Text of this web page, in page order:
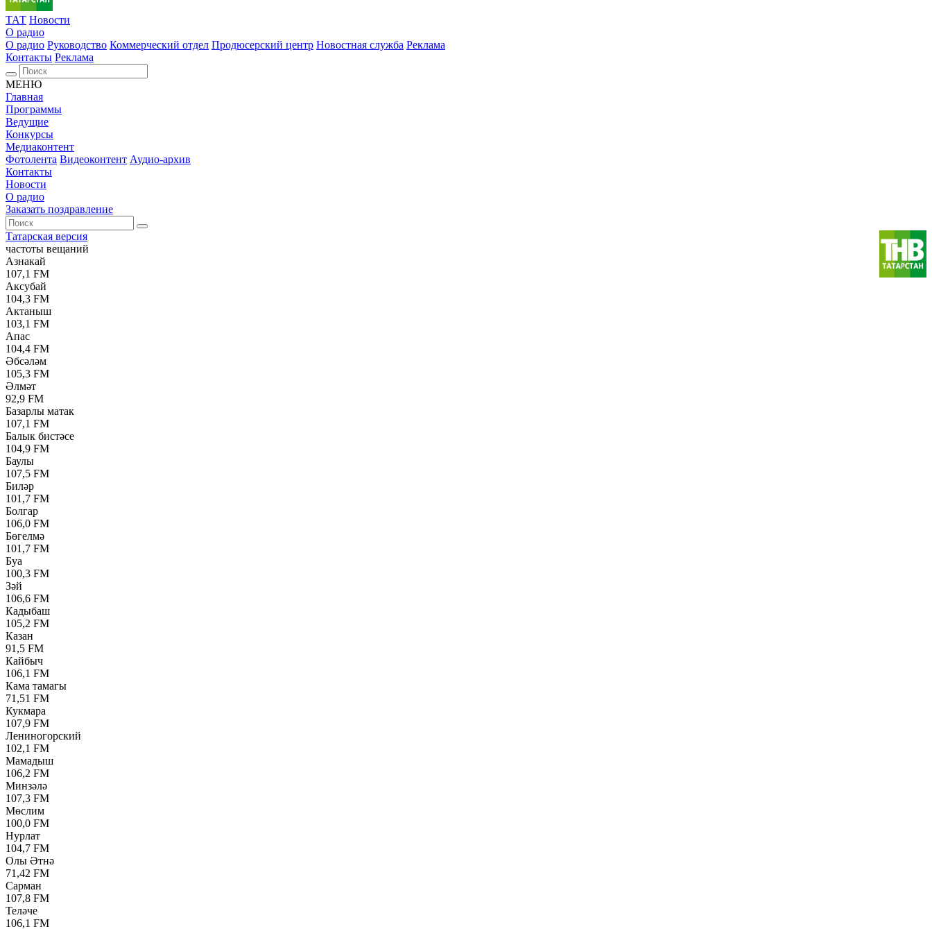
ТАТ Новости
О радио
О радио Руководство Коммерческий отдел Продюсерский центр Новостная служба Реклама
Контакты Реклама
МЕНЮ
Главная
Программы
Ведущие
Конкурсы
Медиаконтент
Фотолента Видеоконтент Аудио-архив
Контакты
Новости
О радио
Заказать поздравление
Татарская версия
частоты вещаний
Азнакай
107,1 FM
Аксубай
104,3 FM
Актаныш
103,1 FM
Апас
104,4 FM
Әбсәләм
105,3 FM
Әлмәт
92,9 FM
Базарлы матак
107,1 FM
Балык бистәсе
104,9 FM
Баулы
107,5 FM
Биләр
101,7 FM
Болгар
106,0 FM
Бөгелмә
101,7 FM
Буа
100,3 FM
Зәй
106,6 FM
Кадыбаш
105,2 FM
Казан
91,5 FM
Кайбыч
106,1 FM
Кама тамагы
71,51 FM
Кукмара
107,9 FM
Лениногорский
102,1 FM
Мамадыш
106,2 FM
Минзәлә
107,3 FM
Мөслим
100,0 FM
Нурлат
104,7 FM
Олы Әтнә
71,42 FM
Сарман
107,8 FM
Теләче
106,1 FM